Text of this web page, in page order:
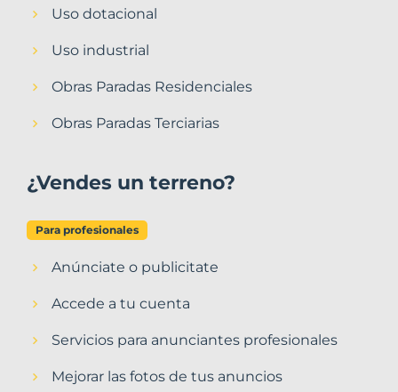
Uso dotacional
Uso industrial
Obras Paradas Residenciales
Obras Paradas Terciarias
¿Vendes un terreno?
Para profesionales
Anúnciate o publicitate
Accede a tu cuenta
Servicios para anunciantes profesionales
Mejorar las fotos de tus anuncios